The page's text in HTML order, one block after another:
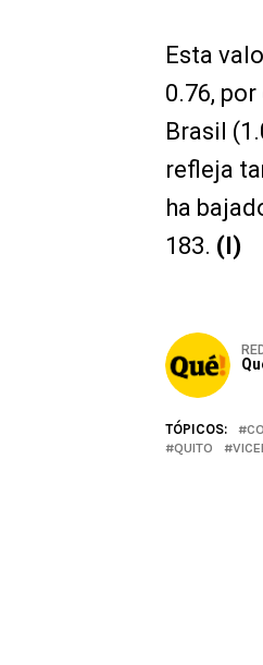
Esta
0.76,
Brasil
refleja
ha
183. (I)
TÓPICOS:
QUITO